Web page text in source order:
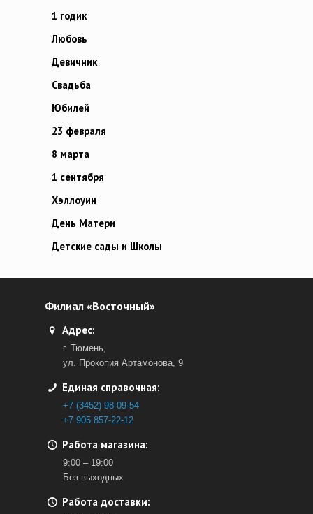
1 годик
Любовь
Девичник
Свадьба
Юбилей
23 февраля
8 марта
1 сентября
Хэллоуин
День Матери
Детские сады и Школы
Филиал «Восточный»
Адрес:
г. Тюмень,
ул. Прокопия Артамонова, 9
Единая справочная:
+7 (3452) 98-09-54
+7 905 857-22-12
Работа магазина:
9:00 – 19:00
Без выходных
Работа доставки: